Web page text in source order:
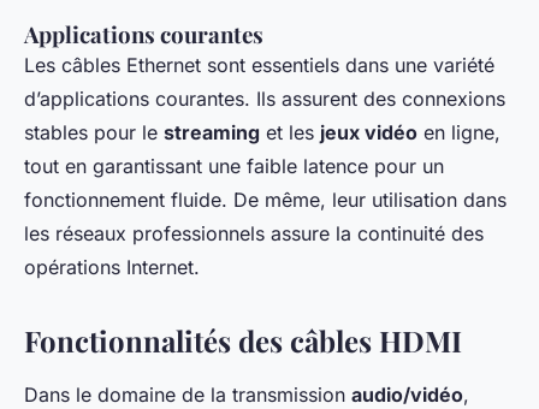
Applications courantes
Les câbles Ethernet sont essentiels dans une variété
d’applications courantes. Ils assurent des connexions
stables pour le streaming et les jeux vidéo en ligne,
tout en garantissant une faible latence pour un
fonctionnement fluide. De même, leur utilisation dans
les réseaux professionnels assure la continuité des
opérations Internet.
Fonctionnalités des câbles HDMI
Dans le domaine de la transmission audio/vidéo,